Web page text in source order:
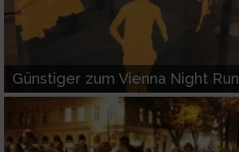
Günstiger zum Vienna Night Run